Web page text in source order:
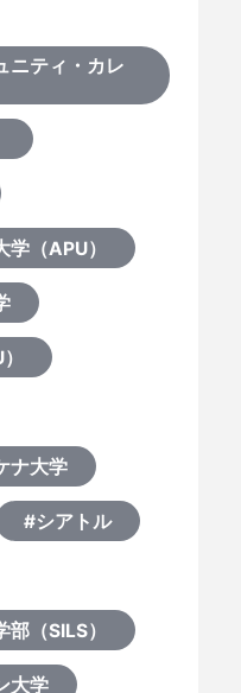
ニティ・カレ
（APU）
ナ大学
#シアトル
（SILS）
大学